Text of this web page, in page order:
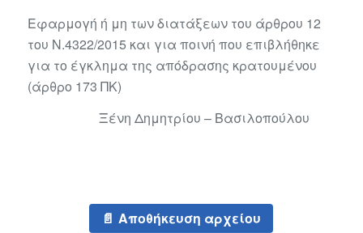
Εφαρμογή ή μη των διατάξεων του άρθρου 12
του Ν.4322/2015 και για ποινή που επιβλήθηκε
για το έγκλημα της απόδρασης κρατουμένου
(άρθρο 173 ΠΚ)
Ξένη Δημητρίου – Βασιλοπούλου
Αποθήκευση αρχείου